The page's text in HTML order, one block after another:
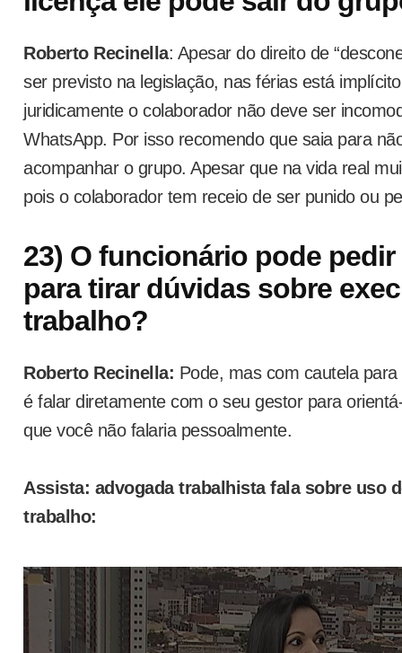
Roberto Recinella: Apesar do direito de
ser previsto na legislação, nas férias está
juridicamente o colaborador não deve ser
WhatsApp. Por isso recomendo que saia para
acompanhar o grupo. Apesar que na vida real
pois o colaborador tem receio de ser punido ou
23) O funcionário pode
para tirar dúvidas sobre
trabalho?
Roberto Recinella: Pode, mas com cautela
é falar diretamente com o seu gestor para
que você não falaria pessoalmente.
Assista: advogada trabalhista fala sobre uso
trabalho: